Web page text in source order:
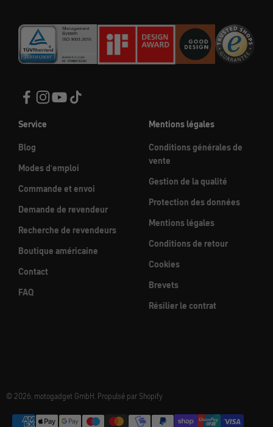
Service
Blog
Modes d'emploi
Commande et envoi
Demande de revendeur
Recherche de revendeurs
Boutique américaine
Contact
FAQ
Mentions légales
Conditions générales de
vente
Gestion de la qualité
Protection des données
Mentions légales
Conditions de retour
Cookies
Brevets
Résilier le contrat
© 2026, motogadget GmbH. Propulsé par Shopify